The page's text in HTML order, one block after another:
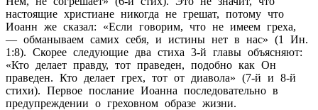
настоящие христиане никогда не грешат, потому что
Иоанн же сказал: «Если говорим, что не имеем греха,
— обманываем самих себя, и истины нет в нас» (1 Ин.
1:8). Скорее следующие два стиха 3-й главы объясняют:
«Кто делает правду, тот праведен, подобно как Он
праведен. Кто делает грех, тот от диавола» (7-й и 8-й
стихи). Первое послание Иоанна последовательно в
предупреждении о греховном образе жизни.